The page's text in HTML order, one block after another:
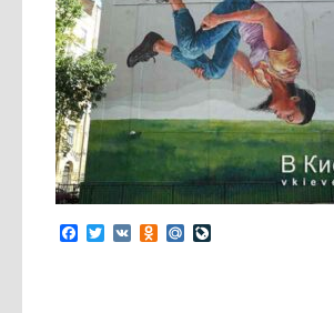
Facebook
Twitter
VK Odnoklassniki
Mail.Ru